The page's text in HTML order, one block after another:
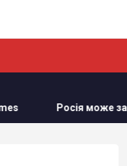
може застосувати